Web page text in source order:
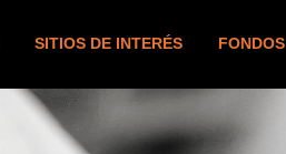
SITIOS DE INTERÉS FONDOS